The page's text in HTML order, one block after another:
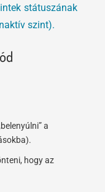
státuszának
szint).
a
hogy az